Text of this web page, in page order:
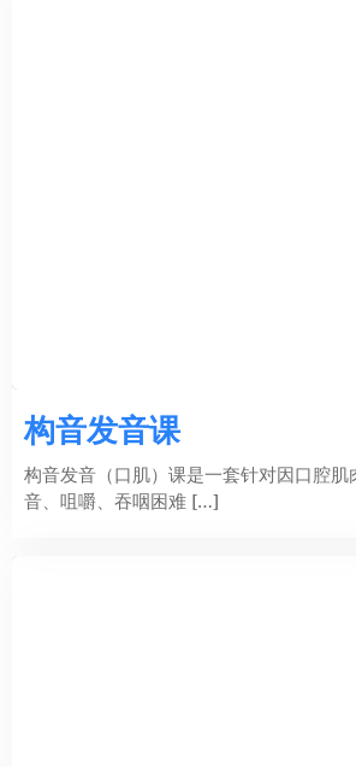
构音发音课
构音发音（口肌）课是一套针对因口腔肌
音、咀嚼、吞咽困难 […]